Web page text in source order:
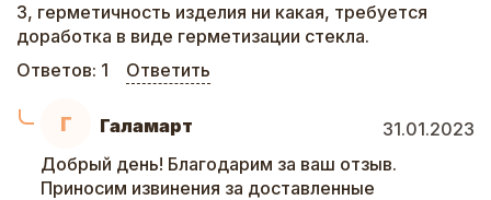
3, герметичность изделия ни какая, требуется
доработка в виде герметизации стекла.
Ответов: 1 Ответить
Г Галамарт
31.01.2023
Добрый день! Благодарим за ваш отзыв.
Приносим извинения за доставленные